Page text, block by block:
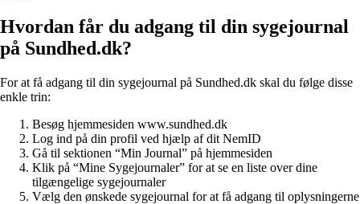
Hvordan får du adgang til din sygejournal
på Sundhed.dk?
For at få adgang til din sygejournal på Sundhed.dk skal du følge disse
enkle trin:
Besøg hjemmesiden www.sundhed.dk
Log ind på din profil ved hjælp af dit NemID
Gå til sektionen “Min Journal” på hjemmesiden
Klik på “Mine Sygejournaler” for at se en liste over dine
tilgængelige sygejournaler
Vælg den ønskede sygejournal for at få adgang til oplysningerne